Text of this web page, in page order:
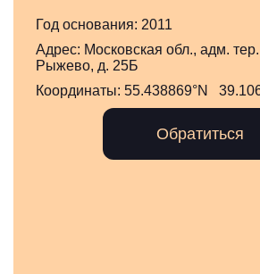
Год основания: 2011
Адрес: Московская обл., адм.
Рыжево, д. 25Б
Координаты: 55.438869°N
Обратиться